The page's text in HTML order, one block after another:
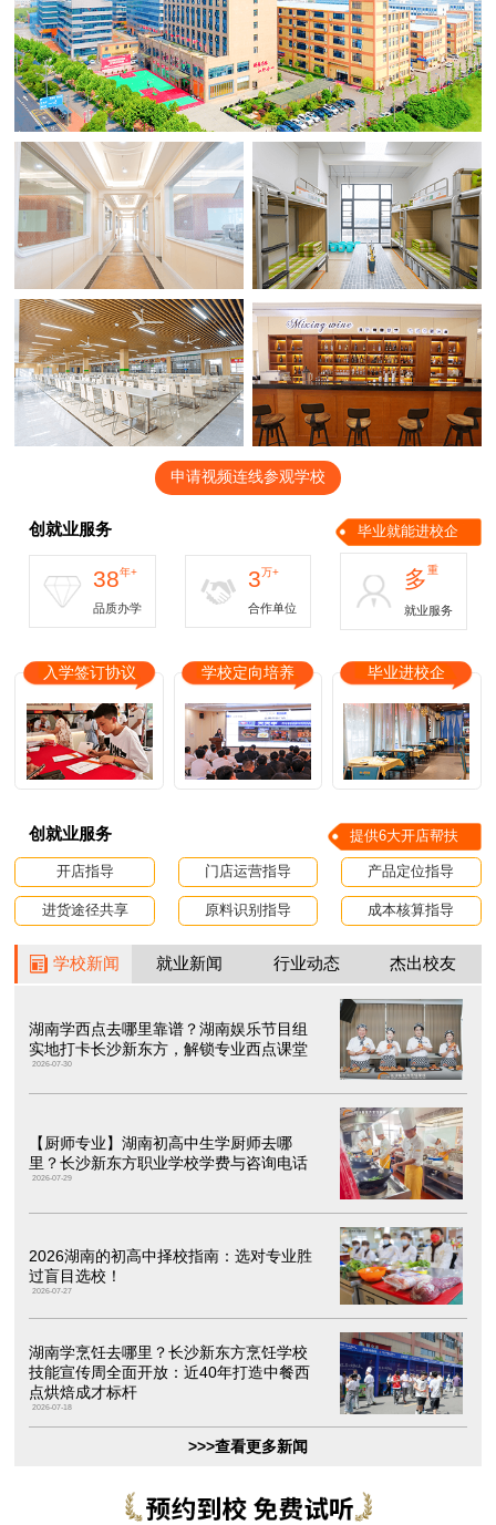
申请视频连线参观学校
创就业服务 毕业就能进校企
38年+
品质办学
3万+
合作单位
多重
就业服务
入学签订协议 学校定向培养 毕业进校企
创就业服务 提供6大开店帮扶
开店指导 门店运营指导 产品定位指导
进货途径共享 原料识别指导 成本核算指导
学校新闻 就业新闻 行业动态 杰出校友
湖南学西点去哪里靠谱？湖南娱乐节目组
实地打卡长沙新东方，解锁专业西点课堂
2026-07-30
【厨师专业】湖南初高中生学厨师去哪
里？长沙新东方职业学校学费与咨询电话
2026-07-29
2026湖南的初高中择校指南：选对专业胜
过盲目选校！
2026-07-27
湖南学烹饪去哪里？长沙新东方烹饪学校
技能宣传周全面开放：近40年打造中餐西
点烘焙成才标杆
2026-07-18
>>>查看更多新闻